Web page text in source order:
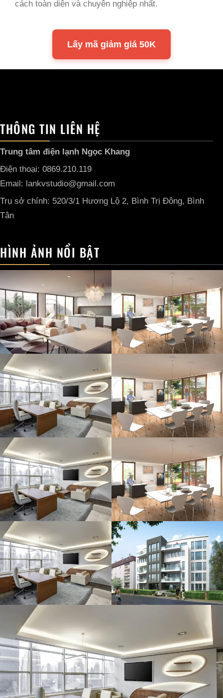
cách toàn diện và chuyên nghiệp nhất.
Lấy mã giảm giá 50K
THÔNG TIN LIÊN HỆ
Trung tâm điện lạnh Ngọc Khang
Điện thoại: 0869.210.119
Email: lankvstudio@gmail.com
Trụ sở chính: 520/3/1 Hương Lộ 2, Bình Trị Đông, Bình
Tân
HÌNH ẢNH NỔI BẬT